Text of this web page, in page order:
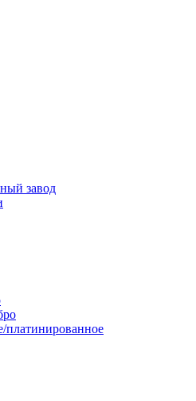
завод
платинированное